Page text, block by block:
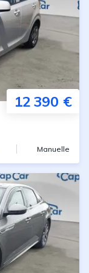
12 390 €
Manuelle